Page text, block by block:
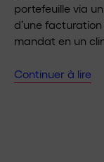
portefeuille via
d’une
mandat en un
Continuer à lire